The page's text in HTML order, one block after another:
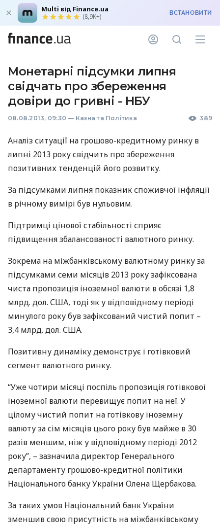
Multi від Finance.ua
(8,9K+) ВСТАНОВИТИ
Монетарні підсумки липня
свідчать про збереження
довіри до гривні - НБУ
08.08.2013, 09:30 — Казна та Політика 389
Аналіз ситуації на грошово-кредитному ринку в
липні 2013 року свідчить про збереження
позитивних тенденцій його розвитку.
За підсумками липня показник споживчої інфляції
в річному вимірі був нульовим.
Підтримці цінової стабільності сприяє
підвищення збалансованості валютного ринку.
Зокрема на міжбанківському валютному ринку за
підсумками семи місяців 2013 року зафіксована
чиста пропозиція іноземної валюти в обсязі 1,8
млрд. дол. США, тоді як у відповідному періоді
минулого року був зафіксований чистий попит –
3,4 млрд. дол. США.
Позитивну динаміку демонструє і готівковий
сегмент валютного ринку.
“Уже чотири місяці поспіль пропозиція готівкової
іноземної валюти перевищує попит на неї. У
цілому чистий попит на готівкову іноземну
валюту за сім місяців цього року був майже в 30
разів меншим, ніж у відповідному періоді 2012
року”, – зазначила директор Генерального
департаменту грошово-кредитної політики
Національного банку України Олена Щербакова.
За таких умов Національний банк України
зменшив свою присутність на міжбанківському